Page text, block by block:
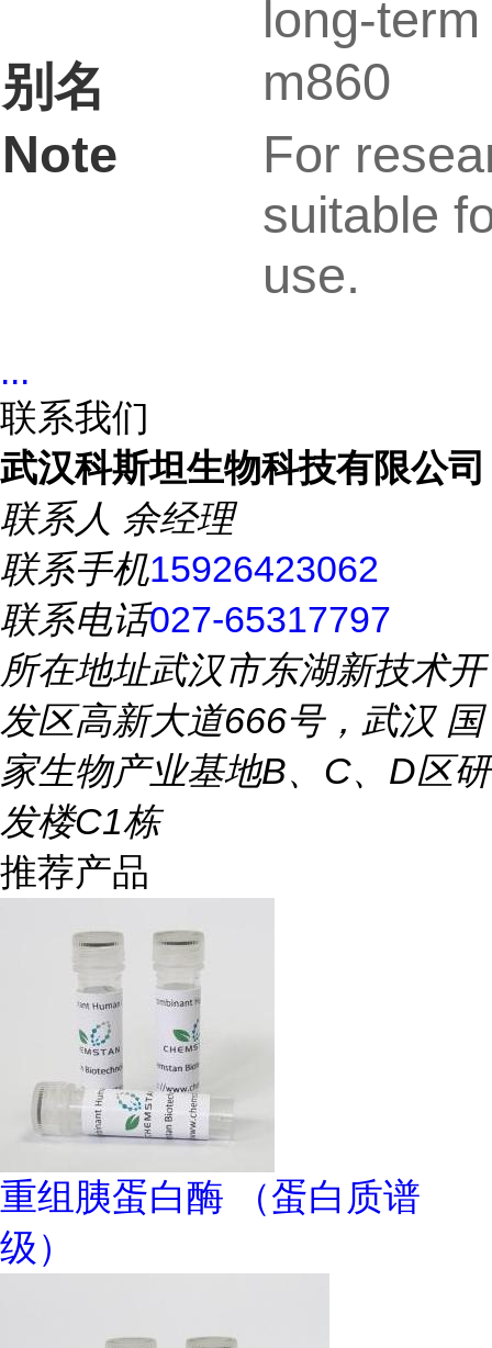
long-
别名
m860
Note
For
suitable
use.
...
联系我们
武汉科斯坦生物科技有限公司
联系人 余经理
联系手机15926423062
联系电话027-65317797
所在地址武汉市东湖新技术开
发区高新大道666号，武汉 国
家生物产业基地B、C、D区研
发楼C1栋
推荐产品
重组胰蛋白酶 （蛋白质谱
级）